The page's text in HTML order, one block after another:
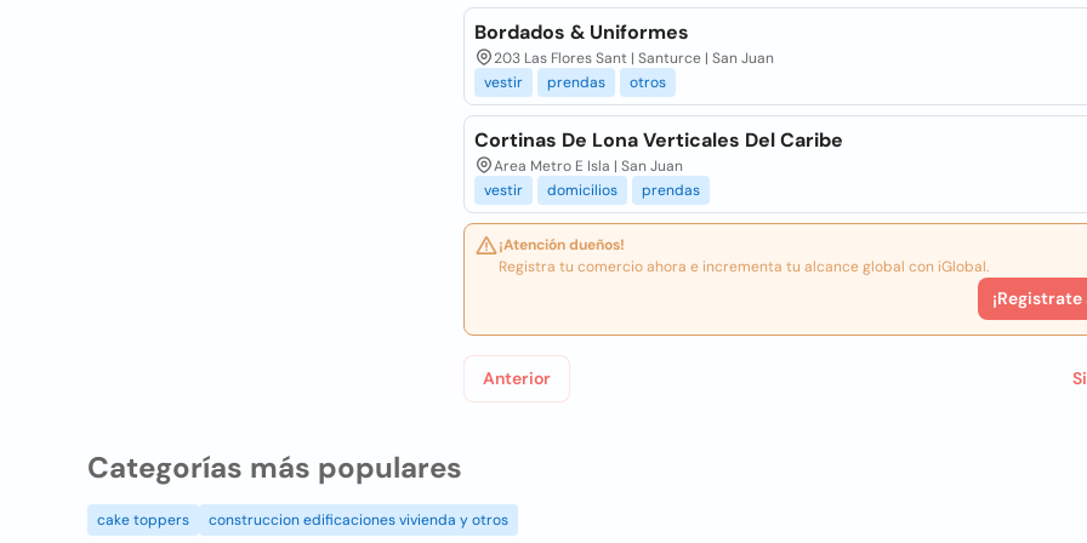
Bordados & Uniformes
203 Las Flores Sant | Santurce | San Juan
vestir
prendas otros
Cortinas De Lona Verticales Del Caribe
Area Metro E Isla | San Juan
vestir
domicilios prendas
¡Atención dueños!
Registra tu comercio ahora e incrementa tu alcance global con iGlobal.
¡Registrate
Anterior
Categorías más populares
cake toppers construccion edificaciones vivienda y otros